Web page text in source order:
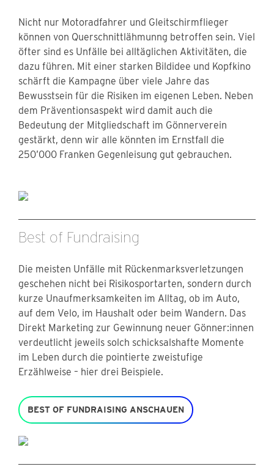
Nicht nur Motoradfahrer und Gleitschirmflieger
können von Querschnittlähmunng betroffen sein. Viel
öfter sind es Unfälle bei alltäglichen Aktivitäten, die
dazu führen. Mit einer starken Bildidee und Kopfkino
schärft die Kampagne über viele Jahre das
Bewusstsein für die Risiken im eigenen Leben. Neben
dem Präventionsaspekt wird damit auch die
Bedeutung der Mitgliedschaft im Gönnerverein
gestärkt, denn wir alle könnten im Ernstfall die
250’000 Franken Gegenleisung gut gebrauchen.
Best of Fundraising
Die meisten Unfälle mit Rückenmarksverletzungen
geschehen nicht bei Risikosportarten, sondern durch
kurze Unaufmerksamkeiten im Alltag, ob im Auto,
auf dem Velo, im Haushalt oder beim Wandern. Das
Direkt Marketing zur Gewinnung neuer Gönner:innen
verdeutlicht jeweils solch schicksalshafte Momente
im Leben durch die pointierte zweistufige
Erzählweise – hier drei Beispiele.
BEST OF FUNDRAISING ANSCHAUEN